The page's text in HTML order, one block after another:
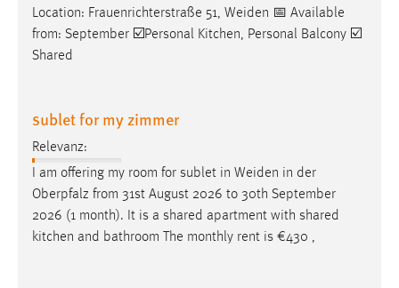
Location: Frauenrichterstraße 51, Weiden 📅 Available
from: September ☑️Personal Kitchen, Personal Balcony ☑️
Shared
sublet for my zimmer
Relevanz:
I am offering my room for sublet in Weiden in der
Oberpfalz from 31st August 2026 to 30th September
2026 (1 month). It is a shared apartment with shared
kitchen and bathroom The monthly rent is €430 ,